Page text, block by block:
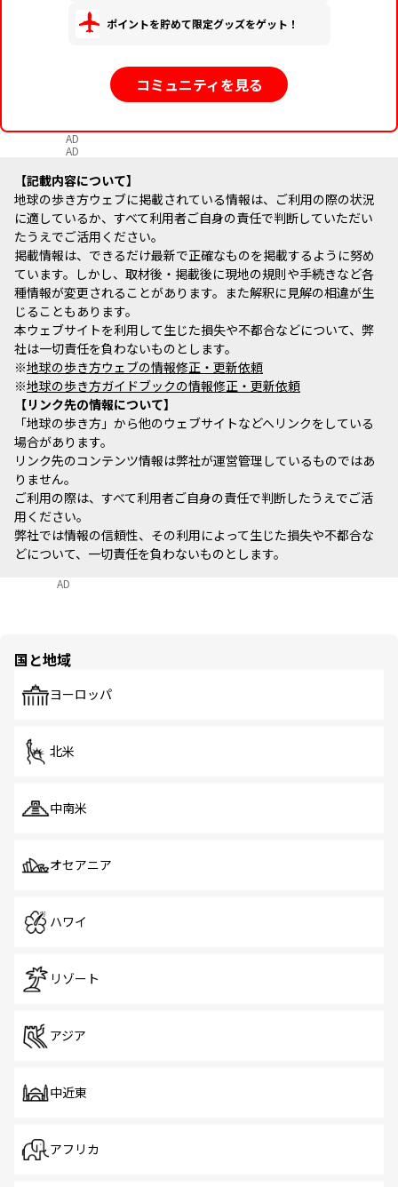
ポイントを貯めて限定グッズをゲット！
コミュニティを見る
AD
AD
記載内容について
地球の歩き方ウェブに掲載されている情報は、ご利用の際の状況
に適しているか、すべて利用者ご自身の責任で判断していただい
たうえでご活用ください。
掲載情報は、できるだけ最新で正確なものを掲載するように努め
ています。しかし、取材後・掲載後に現地の規則や手続きなど各
種情報が変更されることがあります。また解釈に見解の相違が生
じることもあります。
本ウェブサイトを利用して生じた損失や不都合などについて、弊
社は一切責任を負わないものとします。
※地球の歩き方ウェブの情報修正・更新依頼
※地球の歩き方ガイドブックの情報修正・更新依頼
リンク先の情報について
「地球の歩き方」から他のウェブサイトなどへリンクをしている
場合があります。
リンク先のコンテンツ情報は弊社が運営管理しているものではあ
りません。
ご利用の際は、すべて利用者ご自身の責任で判断したうえでご活
用ください。
弊社では情報の信頼性、その利用によって生じた損失や不都合な
どについて、一切責任を負わないものとします。
AD
国と地域
ヨーロッパ
北米
中南米
オセアニア
ハワイ
リゾート
アジア
中近東
アフリカ